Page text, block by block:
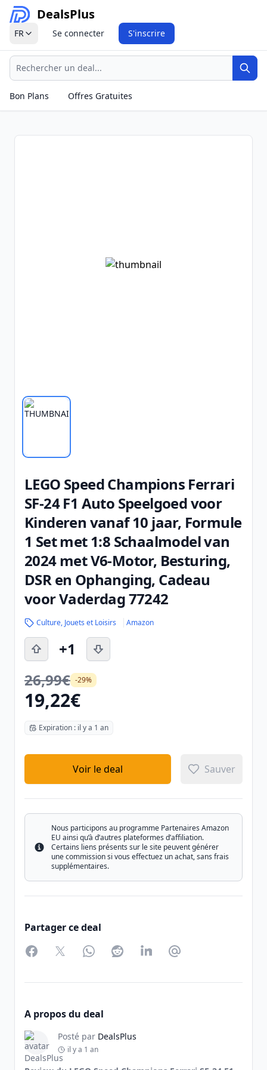
DealsPlus
FR Se connecter S'inscrire
Recherche
Bon Plans
Offres Gratuites
LEGO Speed Champions Ferrari
SF-24 F1 Auto Speelgoed voor
Kinderen vanaf 10 jaar, Formule
1 Set met 1:8 Schaalmodel van
2024 met V6-Motor, Besturing,
DSR en Ophanging, Cadeau
voor Vaderdag 77242
Culture, Jouets et Loisirs Amazon
+1
26,99€ -29%
19,22€
Expiration : il y a 1 an
Voir le deal Sauver
Info
Nous participons au programme Partenaires Amazon
EU ainsi qu’à d’autres plateformes d’affiliation.
Certains liens présents sur le site peuvent générer
une commission si vous effectuez un achat, sans frais
supplémentaires.
Partager ce deal
FacebookTwitterWhatsAppRedditLinkedInPartager par Email
A propos du deal
Posté par DealsPlus
il y a 1 an